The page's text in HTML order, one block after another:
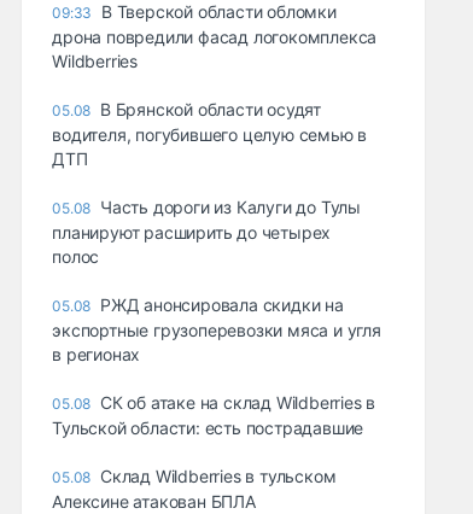
09:33
В Тверской области обломки
дрона повредили фасад логокомплекса
Wildberries
05.08 В Брянской области осудят
водителя, погубившего целую семью в
ДТП
05.08 Часть дороги из Калуги до Тулы
планируют расширить до четырех
полос
05.08 РЖД анонсировала скидки на
экспортные грузоперевозки мяса и угля
в регионах
05.08 СК об атаке на склад Wildberries в
Тульской области: есть пострадавшие
05.08 Склад Wildberries в тульском
Алексине атакован БПЛА